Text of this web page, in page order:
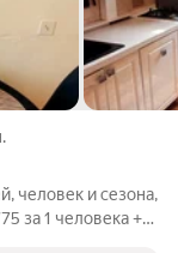
человек и сезона,
за 1 человека +